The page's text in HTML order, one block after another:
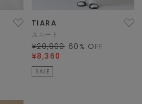
TIARA
スカート
¥20,900 60 % OFF
¥8,360
SALE